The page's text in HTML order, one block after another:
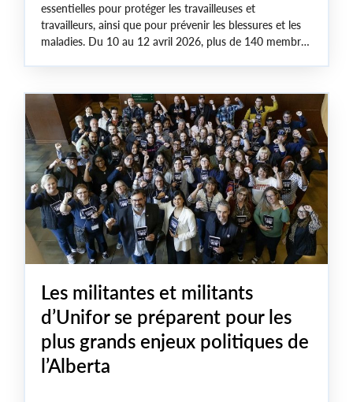
essentielles pour protéger les travailleuses et
travailleurs, ainsi que pour prévenir les blessures et les
maladies. Du 10 au 12 avril 2026, plus de 140 membres
d’acquérir ces compétences.
Les militantes et militants
d’Unifor se préparent pour les
plus grands enjeux politiques de
l’Alberta